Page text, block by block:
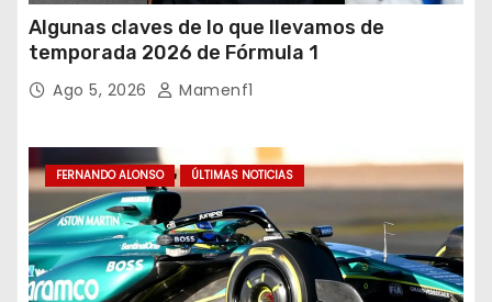
Algunas claves de lo que llevamos de
temporada 2026 de Fórmula 1
Ago 5, 2026 Mamenf1
FERNANDO ALONSO ÚLTIMAS NOTICIAS